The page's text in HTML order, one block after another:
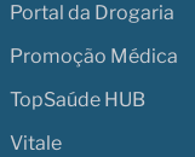
Portal da Drogaria
Promoção Médica
TopSaúde HUB
Vitale